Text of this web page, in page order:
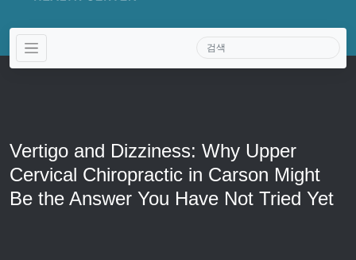
Vertigo and Dizziness: Why Upper
Cervical Chiropractic in Carson Might
Be the Answer You Have Not Tried Yet